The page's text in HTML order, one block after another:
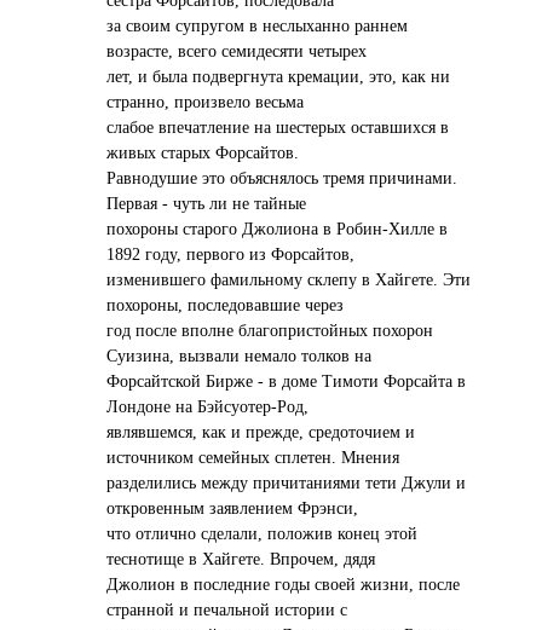
за своим супругом в неслыханно раннем
возрасте, всего семидесяти четырех
лет, и была подвергнута кремации, это, как ни
странно, произвело весьма
слабое впечатление на шестерых оставшихся в
живых старых Форсайтов.
Равнодушие это объяснялось тремя причинами.
Первая - чуть ли не тайные
похороны старого Джолиона в Робин-Хилле в
1892 году, первого из Форсайтов,
изменившего фамильному склепу в Хайгете. Эти
похороны, последовавшие через
год после вполне благопристойных похорон
Суизина, вызвали немало толков на
Форсайтской Бирже - в доме Тимоти Форсайта в
Лондоне на Бэйсуотер-Род,
являвшемся, как и прежде, средоточием и
источником семейных сплетен. Мнения
разделились между причитаниями тети Джули и
откровенным заявлением Фрэнси,
что отлично сделали, положив конец этой
теснотище в Хайгете. Впрочем, дядя
Джолион в последние годы своей жизни, после
странной и печальной истории с